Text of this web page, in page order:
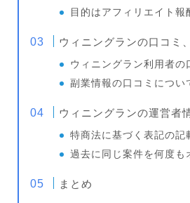
目的はアフィリエイト報
ウィニングランの口コミ
ウィニングラン利用者の
副業情報の口コミについ
ウィニングランの運営者
特商法に基づく表記の記
過去に同じ案件を何度も
まとめ